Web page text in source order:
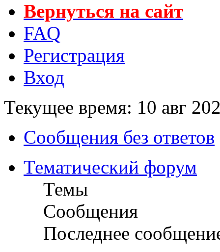
Вернуться на сайт
FAQ
Регистрация
Вход
Текущее время: 10 авг
Сообщения без ответов
Тематический форум
Темы
Сообщения
Последнее